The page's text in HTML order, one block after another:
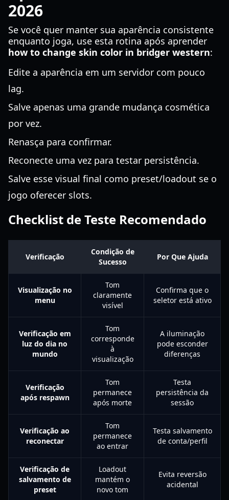
2026
Se você quer manter sua aparência consistente
enquanto joga, use esta rotina após aprender
how to change skin color in bridger western:
Edite a aparência em um servidor com pouco
lag.
Salve apenas uma grande mudança cosmética
por vez.
Renasça para confirmar.
Reconecte uma vez para testar persistência.
Salve esse visual final como preset/loadout se o
jogo oferecer slots.
Checklist de Teste Recomendado
Verificação
Condição de
Sucesso
Por Que Ajuda
Visualização no
menu
Tom
claramente
visível
Confirma que o
seletor está ativo
Verificação em
luz do dia no
mundo
Tom
corresponde
à
visualização
A iluminação
pode esconder
diferenças
Verificação
após respawn
Tom
permanece
após morte
Testa
persistência da
sessão
Verificação ao
reconectar
Tom
permanece
ao entrar
Testa salvamento
de conta/perfil
Verificação de
salvamento de
preset
Loadout
mantém o
novo tom
Evita reversão
acidental